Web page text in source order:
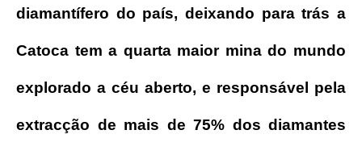
diamantífero do país, deixando para trás a
Catoca tem a quarta maior mina do mundo
explorado a céu aberto, e responsável pela
extracção de mais de 75% dos diamantes